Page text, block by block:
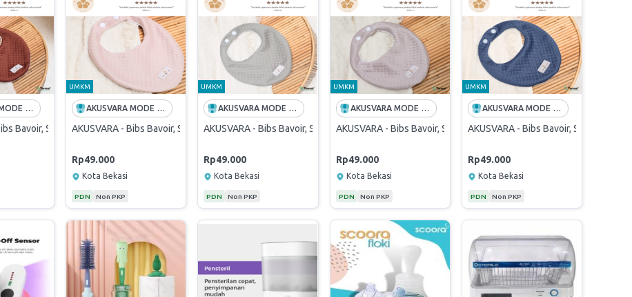
AKUSVARA MODE GLOBAL
Bavoir, Slaber Bayi Premium in Teracota
UMKM
AKUSVARA MODE GLOBAL
AKUSVARA - Bibs Bavoir, Slaber Bayi Premium in Cream
Rp49.000
Kota Bekasi
PDN Non PKP
UMKM
AKUSVARA MODE GLOBAL
AKUSVARA - Bibs Bavoir, Slaber Bayi Premium in Matcha
Rp49.000
Kota Bekasi
PDN Non PKP
UMKM
AKUSVARA MODE GLOBAL
AKUSVARA - Bibs Bavoir, Slaber bayi Premium in Silver Beige
Rp49.000
Kota Bekasi
PDN Non PKP
UMKM
AKUSVARA MODE GLOBAL
AKUSVARA - Bibs Bavoir, Slaber Bayi
Rp49.000
Kota Bekasi
PDN Non PKP